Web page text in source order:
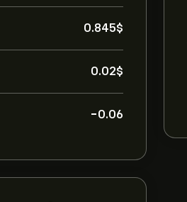
0.845‎$‎
0.02‎$‎
-0.06